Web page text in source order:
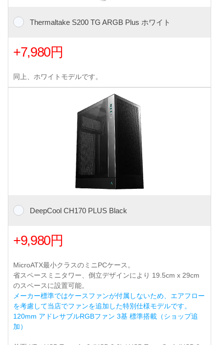
Thermaltake S200 TG ARGB Plus ホワイト
+7,980円
同上、ホワイトモデルです。
DeepCool CH170 PLUS Black
+9,980円
MicroATX最小クラスのミニPCケース。
省スペースミニタワー、倒立デザインにより 19.5cm x 29cm
のスペースに設置可能。
メーカー標準ではケースファンが付属しないため、エアフロー
を考慮して当店でファンを追加した特別仕様モデルです。
120mm アドレサブルRGBファン 3基 標準搭載（ショップ追
加）